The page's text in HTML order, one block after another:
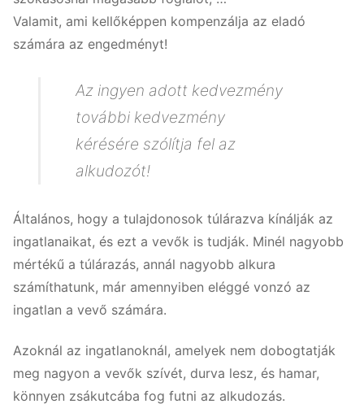
Valamit, ami kellőképpen kompenzálja az eladó
számára az engedményt!
Az ingyen adott kedvezmény
további kedvezmény
kérésére szólítja fel az
alkudozót!
Általános, hogy a tulajdonosok túlárazva kínálják az
ingatlanaikat, és ezt a vevők is tudják. Minél nagyobb
mértékű a túlárazás, annál nagyobb alkura
számíthatunk, már amennyiben eléggé vonzó az
ingatlan a vevő számára.
Azoknál az ingatlanoknál, amelyek nem dobogtatják
meg nagyon a vevők szívét, durva lesz, és hamar,
könnyen zsákutcába fog futni az alkudozás.